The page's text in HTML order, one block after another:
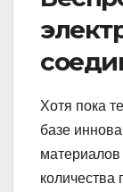
Хотя пока
базе